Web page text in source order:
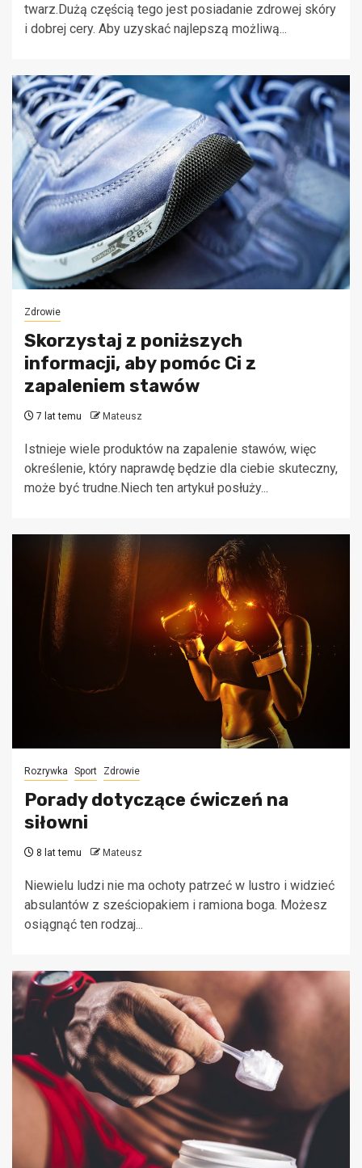
twarz.Dużą częścią tego jest posiadanie zdrowej skóry
i dobrej cery. Aby uzyskać najlepszą możliwą...
Zdrowie
Skorzystaj z poniższych
informacji, aby pomóc Ci z
zapaleniem stawów
7 lat temu Mateusz
Istnieje wiele produktów na zapalenie stawów, więc
określenie, który naprawdę będzie dla ciebie skuteczny,
może być trudne.Niech ten artykuł posłuży...
Rozrywka Sport Zdrowie
Porady dotyczące ćwiczeń na
siłowni
8 lat temu Mateusz
Niewielu ludzi nie ma ochoty patrzeć w lustro i widzieć
absulantów z sześciopakiem i ramiona boga. Możesz
osiągnąć ten rodzaj...